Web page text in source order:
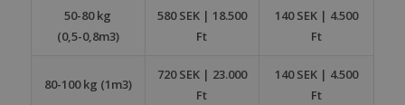
50-80 kg
(0,5-0,8m3)
580 SEK | 18.500
Ft
140 SEK | 4.500
Ft
80-100 kg (1m3)
720 SEK | 23.000
Ft
140 SEK | 4.500
Ft